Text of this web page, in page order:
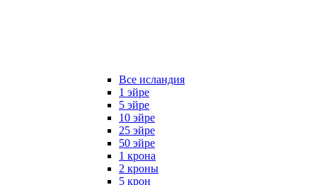
Все исландия
1 эйре
5 эйре
10 эйре
25 эйре
50 эйре
1 крона
2 кроны
5 крон